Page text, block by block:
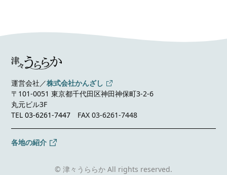
運営会社／株式会社かんざし
〒101-0051 東京都千代田区神田神保町3-2-6
丸元ビル3F
TEL03-6261-7447 FAX 03-6261-7448
各地の紹介
© 津々うららか All rights reserved.